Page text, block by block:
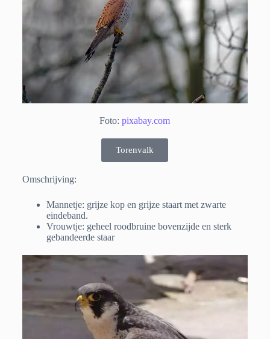
Foto:pixabay.com
Torenvalk
Omschrijving:
Mannetje: grijze kop en grijze staart met zwarte
eindeband.
Vrouwtje: geheel roodbruine bovenzijde en sterk
gebandeerde staar